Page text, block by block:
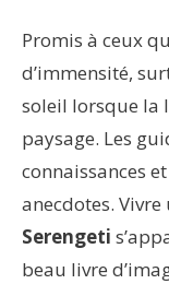
Promis à ceux
d’immensité,
soleil lorsque la
paysage. Les
connaissances
anecdotes. Vivre
Serengeti
beau livre